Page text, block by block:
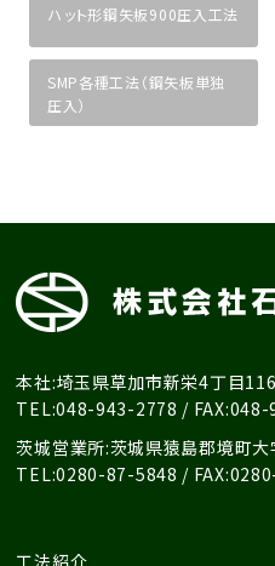
ハット形鋼矢板900圧入工法
SMP各種工法（鋼矢板単独
圧入）
本社:埼玉県草加市新栄4丁目
TEL:048-943-2778 / FAX:048-
茨城営業所:茨城県猿島郡境町
TEL:0280-87-5848 /
工法紹介